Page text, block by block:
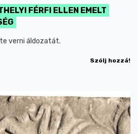
FÉRFI ELLEN EMELT
verni áldozatát.
Szólj hozzá!